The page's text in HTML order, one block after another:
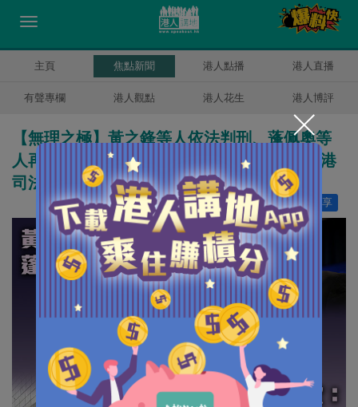
主頁 焦點新聞 港人點播 港人直播
有聲專欄 港人觀點 港人花生 港人博評
【無理之極】黃之鋒等人依法判刑、蓬佩奧等
人再說三道四 港澳辦狠批：罔顧事實污蔑香港
司法荒誕之極
分享
讚好 10